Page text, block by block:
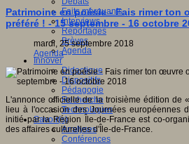
Faits marquants
Interviews
Reportages
Brèves
Agenda
Innover
Didactique
Dispositifs
Pédagogie
Recherche
Technologies
Savoir(s)
Analyses
Conférences
Patrimoine en poésie - Fais rimer
préféré ! - 15 septembre - 16 octobre
mardi, 25 septembre 2018
Agenda
L'annonce officielle de la troisième édition de
lieu à l'occasion des Journées européennes
initié par la Région Île-de-France est co-
des affaires culturelles d'Île-de-France.